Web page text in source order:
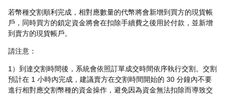
若幣種交割順利完成，相對應數量的代幣將會新增到買方的現貨帳
戶，同時買方的鎖定資金將會在扣除手續費之後用於付款，並新增
到賣方的現貨帳戶。
請注意：
1）到達交割時間後，系統會依照訂單成交時間依序執行交割。交割
預計在 1 小時內完成，建議賣方在交割時間開始的 30 分鐘內不要
進行相對應交割幣種的資金操作，避免因為資金無法扣除而導致交